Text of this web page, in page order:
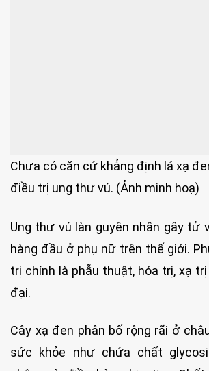
Chưa có căn cứ khẳng định lá xạ
điều trị ung thư vú. (Ảnh minh hoạ)
Ung thư vú làn guyên nhân gây tử
hàng đầu ở phụ nữ trên thế giới.
trị chính là phẫu thuật, hóa trị, xạ
đại.
Cây xạ đen phân bố rộng rãi ở
sức khỏe như chứa chất